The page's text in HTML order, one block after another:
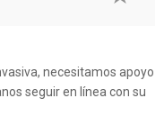
necesitamos apoyo
seguir en línea con su